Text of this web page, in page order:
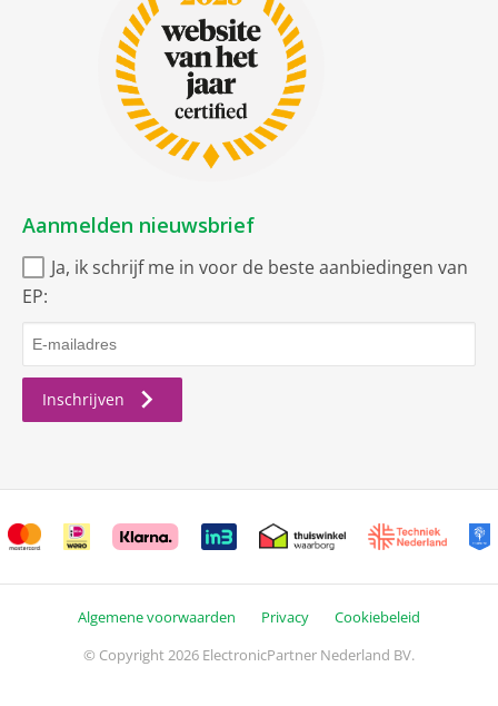
A2DP standaard
Stroomvoorziening
Headset functie
Noise Cancelling
Uitvoering
spatwaterdicht)
Aanmelden nieuwsbrief
Ja, ik schrijf me in voor de beste aanbiedingen van
EP:
Inschrijven
Algemene voorwaarden Privacy
Cookiebeleid
© Copyright 2026 ElectronicPartner Nederland BV.